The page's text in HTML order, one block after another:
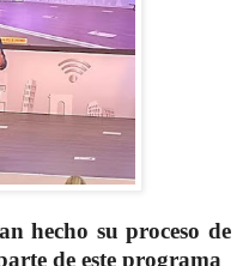
hecho su proceso de
de este programa